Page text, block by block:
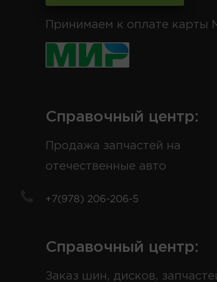
Принимаем к оплате карты
Справочный центр:
Продажа запчастей на
отечественные авто
+7(978) 206-206-5
Справочный центр:
Заказ шин, дисков,